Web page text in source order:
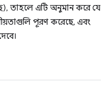
তাহলে এটি অনুমান করে যে
পূরণ করেছে, এবং